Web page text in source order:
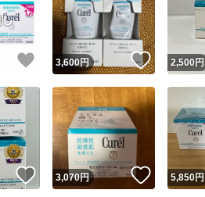
いいね！
3,600円 いいね！
2,500円
いいね！
3,070円 いいね！
5,850円